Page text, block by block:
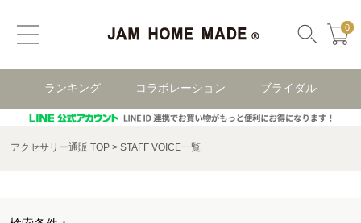
0
ランキング コラボレーション ブライダル
アクセサリー通販 TOP STAFF VOICE一覧